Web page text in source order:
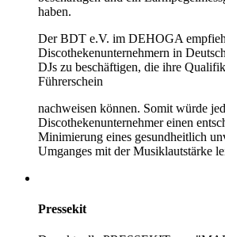
haben.
Der BDT e.V. im DEHOGA
Discothekenunternehmern in
DJs zu beschäftigen, die ihre
Führerschein
nachweisen können. Somit würde
Discothekenunternehmer einen
Minimierung eines gesundheitlich
Umganges mit der Musiklautstärke
Pressekit